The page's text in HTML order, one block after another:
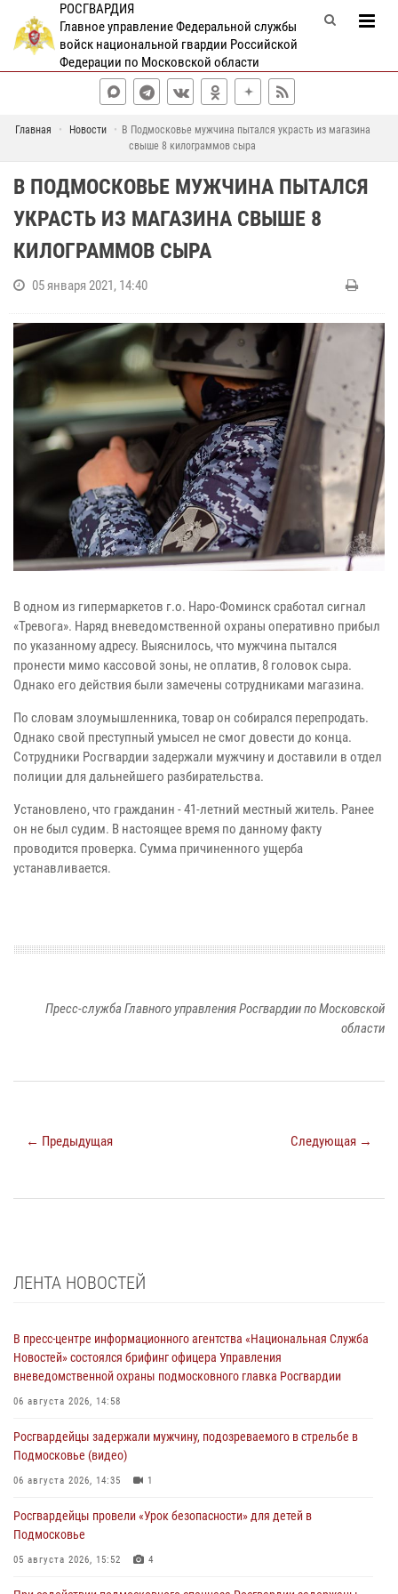
РОСГВАРДИЯ
Главное управление Федеральной службы
войск национальной гвардии Российской
Федерации по Московской области
Главная Новости
В Подмосковье мужчина пытался украсть из магазина
свыше 8 килограммов сыра
В ПОДМОСКОВЬЕ МУЖЧИНА ПЫТАЛСЯ
УКРАСТЬ ИЗ МАГАЗИНА СВЫШЕ 8
КИЛОГРАММОВ СЫРА
05 января 2021, 14:40
В одном из гипермаркетов г.о. Наро-Фоминск сработал сигнал
«Тревога». Наряд вневедомственной охраны оперативно прибыл
по указанному адресу. Выяснилось, что мужчина пытался
пронести мимо кассовой зоны, не оплатив, 8 головок сыра.
Однако его действия были замечены сотрудниками магазина.
По словам злоумышленника, товар он собирался перепродать.
Однако свой преступный умысел не смог довести до конца.
Сотрудники Росгвардии задержали мужчину и доставили в отдел
полиции для дальнейшего разбирательства.
Установлено, что гражданин - 41-летний местный житель. Ранее
он не был судим. В настоящее время по данному факту
проводится проверка. Сумма причиненного ущерба
устанавливается.
Пресс-служба Главного управления Росгвардии по Московской
области
← Предыдущая Следующая →
ЛЕНТА НОВОСТЕЙ
В пресс-центре информационного агентства «Национальная Служба
Новостей» состоялся брифинг офицера Управления
вневедомственной охраны подмосковного главка Росгвардии
06 августа 2026, 14:58
Росгвардейцы задержали мужчину, подозреваемого в стрельбе в
Подмосковье (видео)
06 августа 2026, 14:35 1
Росгвардейцы провели «Урок безопасности» для детей в
Подмосковье
05 августа 2026, 15:52 4